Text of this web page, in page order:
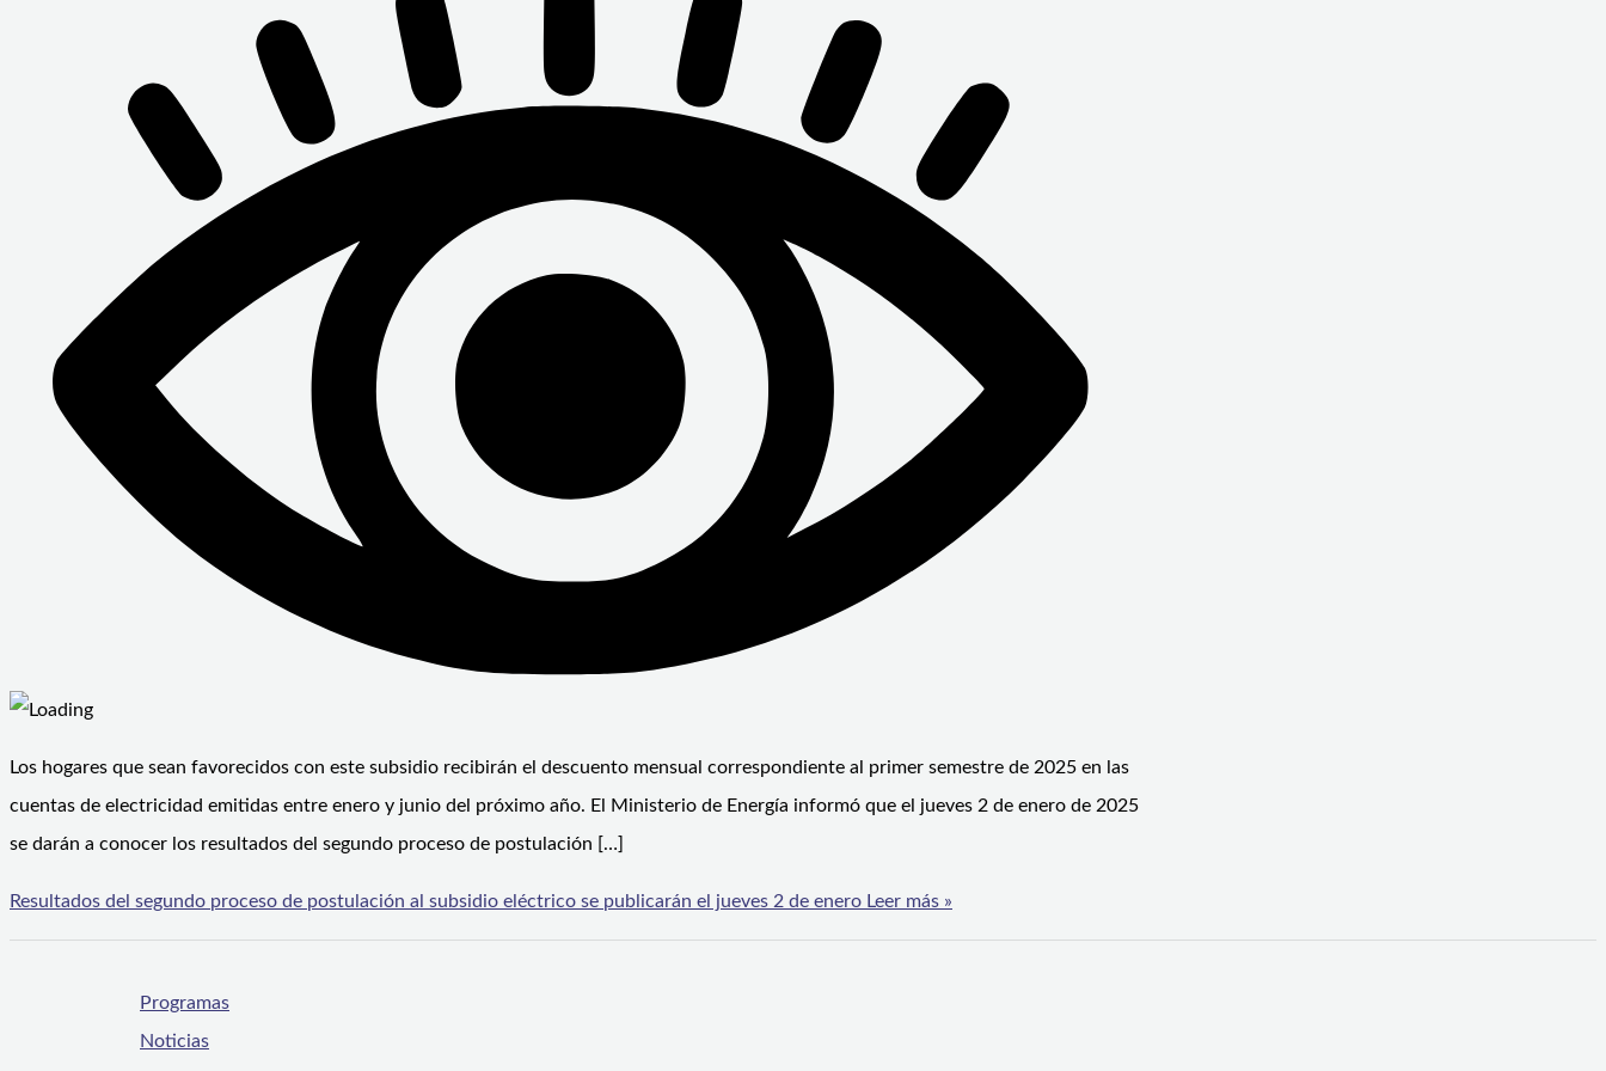
Los hogares que sean favorecidos con este subsidio recibirán el descuento mensual correspondiente al primer semestre de 2025 en las
cuentas de electricidad emitidas entre enero y junio del próximo año. El Ministerio de Energía informó que el jueves 2 de enero de 2025
se darán a conocer los resultados del segundo proceso de postulación […]
Resultados del segundo proceso de postulación al subsidio eléctrico se publicarán el jueves 2 de enero Leer más »
Programas
Noticias